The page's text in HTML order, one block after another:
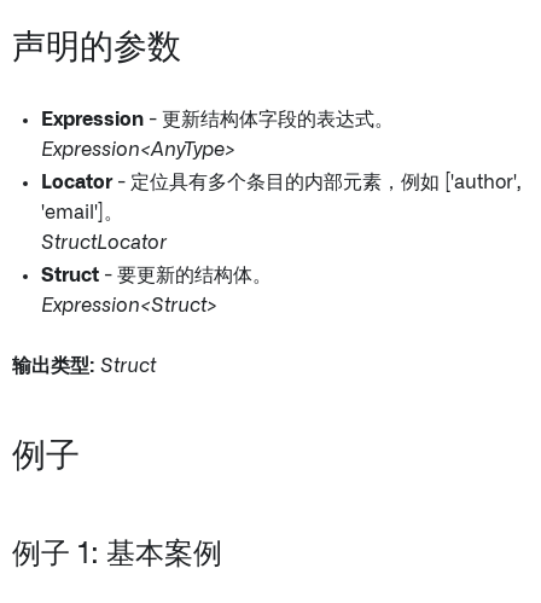
声明的参数
Expression - 更新结构体字段的表达式。
Expression<AnyType>
Locator- 定位具有多个条目的内部元素，例如 ['author',
'email']。
StructLocator
Struct - 要更新的结构体。
Expression<Struct>
输出类型: Struct
例子
例子 1: 基本案例